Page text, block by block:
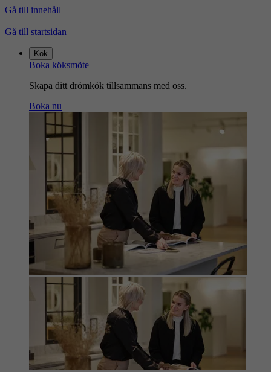
Gå till innehåll
Gå till startsidan
Kök
Boka köksmöte
Skapa ditt drömkök tillsammans med oss.
Boka nu